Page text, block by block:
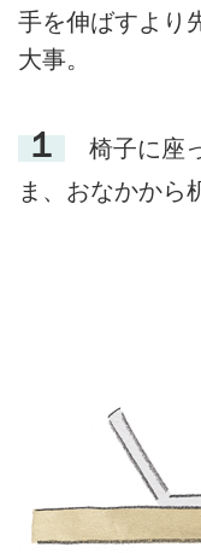
手を伸ばすより
大事。
１
椅子に座
ま、おなかから